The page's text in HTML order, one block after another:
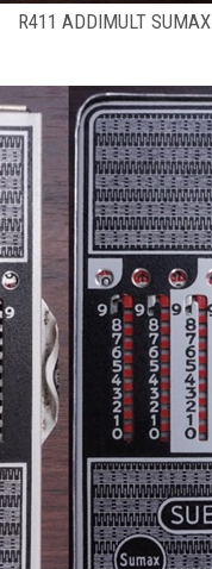
R411 ADDIMULT SUMAX